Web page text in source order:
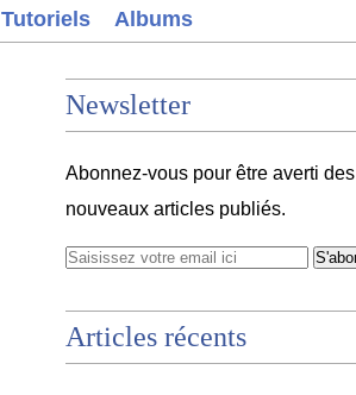
Tutoriels Albums
Newsletter
Abonnez-vous pour être averti des
nouveaux articles publiés.
Articles récents